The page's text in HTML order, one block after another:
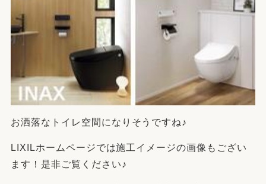
お洒落なトイレ空間になりそうですね♪
LIXILホームページでは施工イメージの画像もござい
ます！是非ご覧ください♪